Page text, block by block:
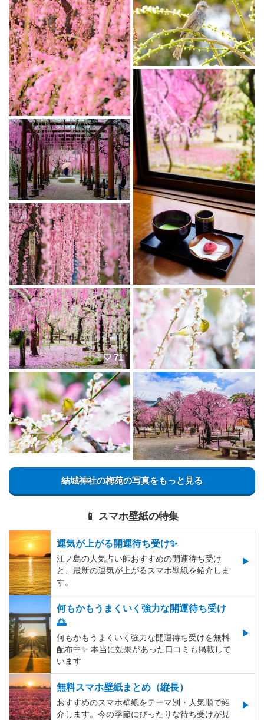
71
結城神社の梅苑の写真をもっと見る
📱 スマホ壁紙の特集
運気が上がる開運待ち受け✨
江ノ島の人気占い師おすすめの開運待ち受け
と、最新の運気が上がるスマホ壁紙を紹介しま
す。
何もかもうまくいく強力な開運待ち受け
🌅
何もかもうまくいく強力な開運待ち受けを無料
配布中✨️ 本当に効果があった口コミも掲載して
います
無料スマホ壁紙まとめ（縦長）
おすすめのスマホ壁紙をテーマ別・人気順で紹
介します。今の季節にぴったりな待ち受けが見